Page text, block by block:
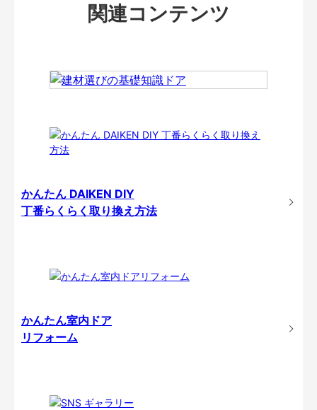
関連コンテンツ
かんたん DAIKEN DIY
丁番らくらく取り換え方法
かんたん室内ドア
リフォーム